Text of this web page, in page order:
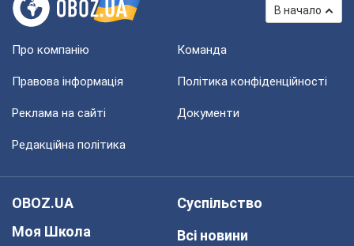
В начало
Про компанію Команда
Правова інформація Політика конфіденційності
Реклама на сайті Документи
Редакційна політика
OBOZ.UA
Моя Школа
Суспільство
Всі новини